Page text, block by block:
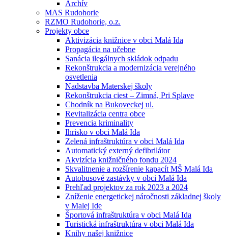
Archív
MAS Rudohorie
RZMO Rudohorie, o.z.
Projekty obce
Aktivizácia knižnice v obci Malá Ida
Propagácia na učebne
Sanácia ilegálnych skládok odpadu
Rekonštrukcia a modernizácia verejného
osvetlenia
Nadstavba Materskej školy
Rekonštrukcia ciest – Zimná, Pri Splave
Chodník na Bukoveckej ul.
Revitalizácia centra obce
Prevencia kriminality
Ihrisko v obci Malá Ida
Zelená infraštruktúra v obci Malá Ida
Automatický externý defibrilátor
Akvizícia knižničného fondu 2024
Skvalitnenie a rozšírenie kapacít MŠ Malá Ida
Autobusové zastávky v obci Malá Ida
Prehľad projektov za rok 2023 a 2024
Zníženie energetickej náročnosti základnej školy
v Malej Ide
Športová infraštruktúra v obci Malá Ida
Turistická infraštruktúra v obci Malá Ida
Knihy našej knižnice